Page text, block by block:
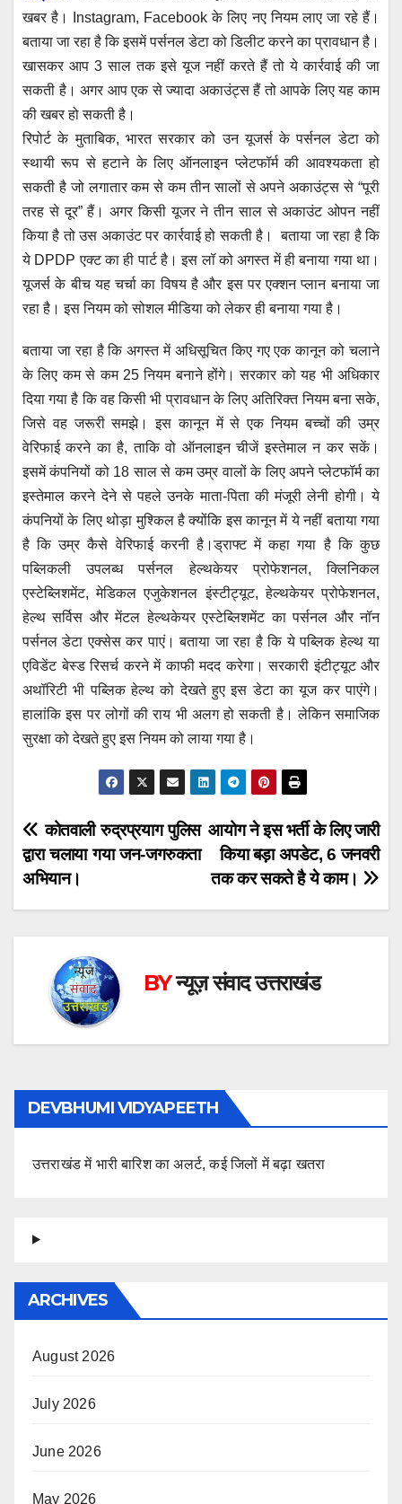
p
p
o
o
k
g
er
m
खबर है। Instagram, Facebook के लिए नए नियम लाए जा रहे हैं।
बताया जा रहा है कि इसमें पर्सनल डेटा को डिलीट करने का प्रावधान है।
खासकर आप 3 साल तक इसे यूज नहीं करते हैं तो ये कार्रवाई की जा
सकती है। अगर आप एक से ज्यादा अकाउंट्स हैं तो आपके लिए यह काम
की खबर हो सकती है।
रिपोर्ट के मुताबिक, भारत सरकार को उन यूजर्स के पर्सनल डेटा को
स्थायी रूप से हटाने के लिए ऑनलाइन प्लेटफॉर्म की आवश्यकता हो
सकती है जो लगातार कम से कम तीन सालों से अपने अकाउंट्स से “पूरी
तरह से दूर” हैं। अगर किसी यूजर ने तीन साल से अकाउंट ओपन नहीं
किया है तो उस अकाउंट पर कार्रवाई हो सकती है। बताया जा रहा है कि
ये DPDP एक्ट का ही पार्ट है। इस लॉ को अगस्त में ही बनाया गया था।
यूजर्स के बीच यह चर्चा का विषय है और इस पर एक्शन प्लान बनाया जा
रहा है। इस नियम को सोशल मीडिया को लेकर ही बनाया गया है।
बताया जा रहा है कि अगस्त में अधिसूचित किए गए एक कानून को चलाने
के लिए कम से कम 25 नियम बनाने होंगे। सरकार को यह भी अधिकार
दिया गया है कि वह किसी भी प्रावधान के लिए अतिरिक्त नियम बना सके,
जिसे वह जरूरी समझे। इस कानून में से एक नियम बच्चों की उम्र
वेरिफाई करने का है, ताकि वो ऑनलाइन चीजें इस्तेमाल न कर सकें।
इसमें कंपनियों को 18 साल से कम उम्र वालों के लिए अपने प्लेटफॉर्म का
इस्तेमाल करने देने से पहले उनके माता-पिता की मंजूरी लेनी होगी। ये
कंपनियों के लिए थोड़ा मुश्किल है क्योंकि इस कानून में ये नहीं बताया गया
है कि उम्र कैसे वेरिफाई करनी है।ड्राफ्ट में कहा गया है कि कुछ
पब्लिकली उपलब्ध पर्सनल हेल्थकेयर प्रोफेशनल, क्लिनिकल
एस्टेब्लिशमेंट, मेडिकल एजुकेशनल इंस्टीट्यूट, हेल्थकेयर प्रोफेशनल,
हेल्थ सर्विस और मेंटल हेल्थकेयर एस्टेब्लिशमेंट का पर्सनल और नॉन
पर्सनल डेटा एक्सेस कर पाएं। बताया जा रहा है कि ये पब्लिक हेल्थ या
एविडेंट बेस्ड रिसर्च करने में काफी मदद करेगा। सरकारी इंटीट्यूट और
अथॉरिटी भी पब्लिक हेल्थ को देखते हुए इस डेटा का यूज कर पाएंगे।
हालांकि इस पर लोगों की राय भी अलग हो सकती है। लेकिन समाजिक
सुरक्षा को देखते हुए इस नियम को लाया गया है।
Post
navigation
आयोग ने इस भर्ती के लिए जारी
किया बड़ा अपडेट, 6 जनवरी
तक कर सकते है ये काम।
कोतवाली रुद्रप्रयाग पुलिस
द्वारा चलाया गया जन-जगरुकता
अभियान।
BYन्यूज़ संवाद उत्तराखंड
DEVBHUMI VIDYAPEETH
उत्तराखंड में भारी बारिश का अलर्ट, कई जिलों में बढ़ा खतरा
ARCHIVES
August 2026
July 2026
June 2026
May 2026